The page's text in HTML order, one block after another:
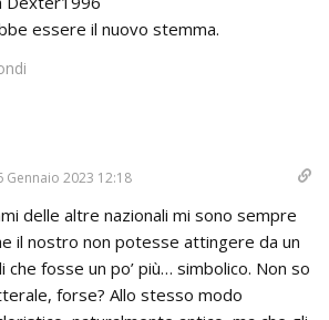
essere il nuovo stemma.
Gennaio 2023 12:18
delle altre nazionali mi sono sempre
il nostro non potesse attingere da un
fosse un po’ più… simbolico. Non so
forse? Allo stesso modo